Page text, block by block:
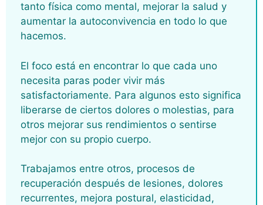
tanto física como mental, mejorar la salud y
aumentar la autoconvivencia en todo lo que
hacemos.
El foco está en encontrar lo que cada uno
necesita paras poder vivir más
satisfactoriamente. Para algunos esto significa
liberarse de ciertos dolores o molestias, para
otros mejorar sus rendimientos o sentirse
mejor con su propio cuerpo.
Trabajamos entre otros, procesos de
recuperación después de lesiones, dolores
recurrentes, mejora postural, elasticidad,